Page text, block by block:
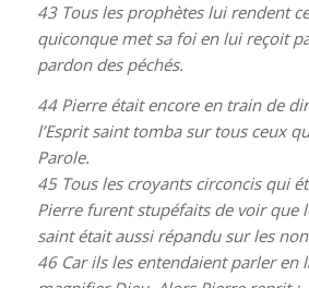
43Tous les prophètes lui rendent
quiconque met sa foi en lui reçoit
pardon des péchés.
44Pierre était encore en train de
l’Esprit saint tomba sur tous ceux
Parole.
45Tous les croyants circoncis qui
Pierre furent stupéfaits de voir que
saint était aussi répandu sur les
46Car ils les entendaient parler en